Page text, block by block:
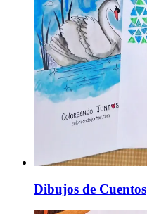
Dibujos de Cuentos